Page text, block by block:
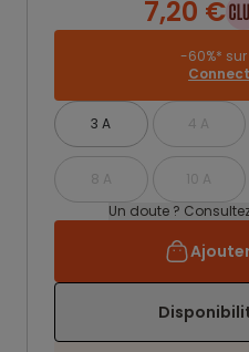
7,20 €
-60%*
3 A 4 A
8 A 10 A
Un doute ?